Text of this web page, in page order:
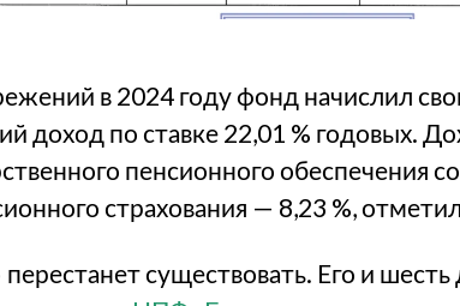
в 2024 году фонд начислил
доход по ставке 22,01 % годовых.
пенсионного обеспечения
страхования — 8,23 %,
существовать. Его и шесть